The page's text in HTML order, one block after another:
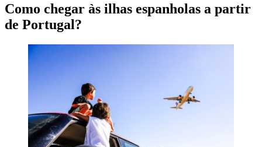
Como chegar às ilhas espanholas a partir
de Portugal?